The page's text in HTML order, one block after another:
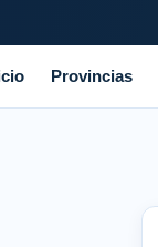
Provincias